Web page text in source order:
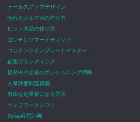
セールスアップデザイン
売れるメルマガの作り方
ヒット商品の作り方
コンテンツマーケティング
コンテンツテンプレートマスター
顧客ブランディング
後発中小企業のポジショニング戦略
人事評価制度構築
自由な起業家になる方法
ウェブワークシフト
9step経営計画